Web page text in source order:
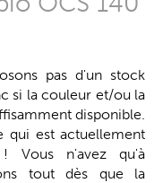
pas d'un stock
si la couleur et/ou la
disponible.
qui est actuellement
Vous n'avez qu'à
tout dès que la